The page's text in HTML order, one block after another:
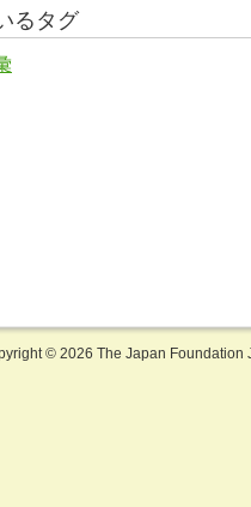
るタグ
© 2026 The Japan Foundation